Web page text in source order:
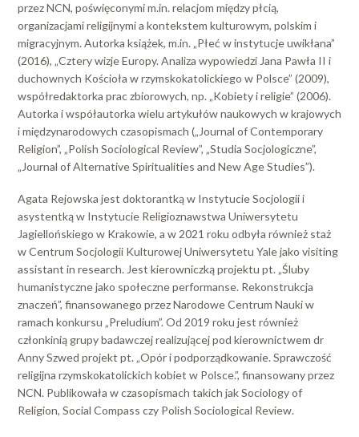
przez NCN, poświęconymi m.in. relacjom między płcią,
organizacjami religijnymi a kontekstem kulturowym, polskim i
migracyjnym. Autorka książek, m.in. „Płeć w instytucje uwikłana”
(2016), „Cztery wizje Europy. Analiza wypowiedzi Jana Pawła II i
duchownych Kościoła w rzymskokatolickiego w Polsce” (2009),
współredaktorka prac zbiorowych, np. „Kobiety i religie” (2006).
Autorka i współautorka wielu artykułów naukowych w krajowych
i międzynarodowych czasopismach („Journal of Contemporary
Religion”, „Polish Sociological Review”, „Studia Socjologiczne”,
„Journal of Alternative Spiritualities and New Age Studies”).
Agata Rejowska jest doktorantką w Instytucie Socjologii i
asystentką w Instytucie Religioznawstwa Uniwersytetu
Jagiellońskiego w Krakowie, a w 2021 roku odbyła również staż
w Centrum Socjologii Kulturowej Uniwersytetu Yale jako visiting
assistant in research. Jest kierowniczką projektu pt. „Śluby
humanistyczne jako społeczne performanse. Rekonstrukcja
znaczeń”, finansowanego przez Narodowe Centrum Nauki w
ramach konkursu „Preludium”. Od 2019 roku jest również
członkinią grupy badawczej realizującej pod kierownictwem dr
Anny Szwed projekt pt. „Opór i podporządkowanie. Sprawczość
religijna rzymskokatolickich kobiet w Polsce.”, finansowany przez
NCN. Publikowała w czasopismach takich jak Sociology of
Religion, Social Compass czy Polish Sociological Review.